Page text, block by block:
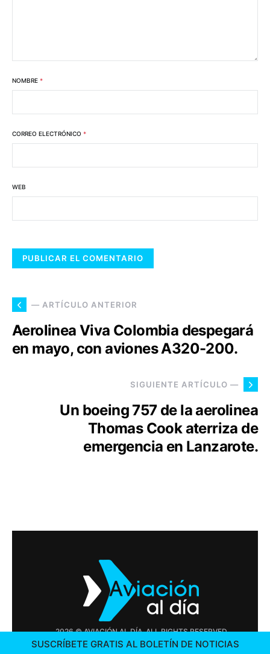
NOMBRE *
CORREO ELECTRÓNICO *
WEB
— ARTÍCULO ANTERIOR
Aerolinea Viva Colombia despegará
en mayo, con aviones A320-200.
SIGUIENTE ARTÍCULO —
Un boeing 757 de la aerolinea
Thomas Cook aterriza de
emergencia en Lanzarote.
2026 © AVIACIÓN AL DÍA. ALL RIGHTS RESERVED
SUSCRÍBETE GRATIS AL BOLETÍN DE NOTICIAS